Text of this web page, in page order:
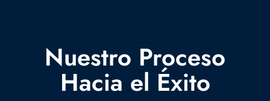
Nuestro Proceso
Hacia el Éxito